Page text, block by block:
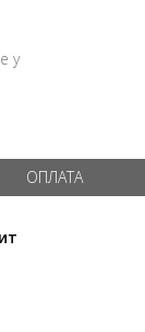
у
ОПЛАТА